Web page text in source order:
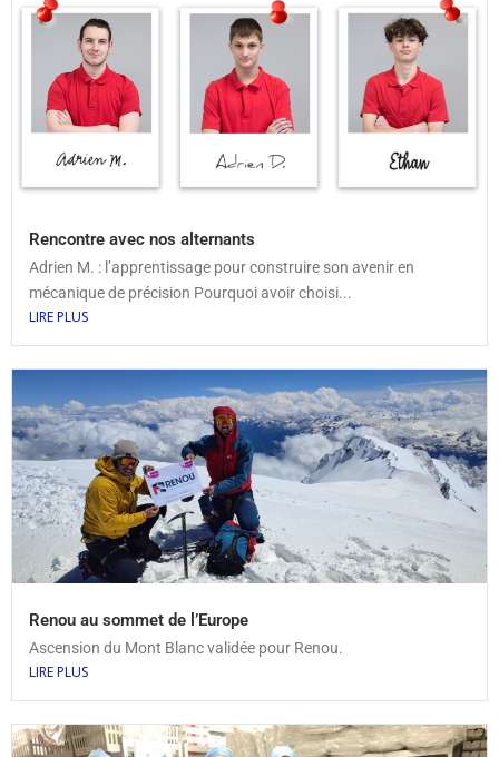
Rencontre avec nos alternants
Adrien M. : l’apprentissage pour construire son avenir en
mécanique de précision Pourquoi avoir choisi...
LIRE PLUS
Renou au sommet de l’Europe
Ascension du Mont Blanc validée pour Renou.
LIRE PLUS